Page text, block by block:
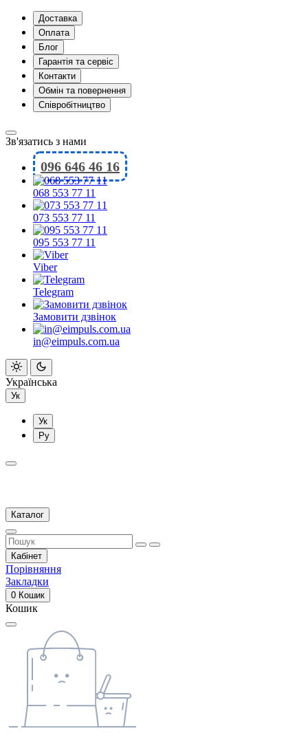
Доставка
Оплата
Блог
Гарантія та сервіс
Контакти
Обмін та повернення
Співробітництво
Зв'язатись з нами
096 646 46 16
068 553 77 11
073 553 77 11
095 553 77 11
Viber
Telegram
Замовити дзвінок
in@eimpuls.com.ua
Українська
Ук
Ук
Ру
Каталог
Кабінет
Порівняння
Закладки
0 Кошик
Кошик